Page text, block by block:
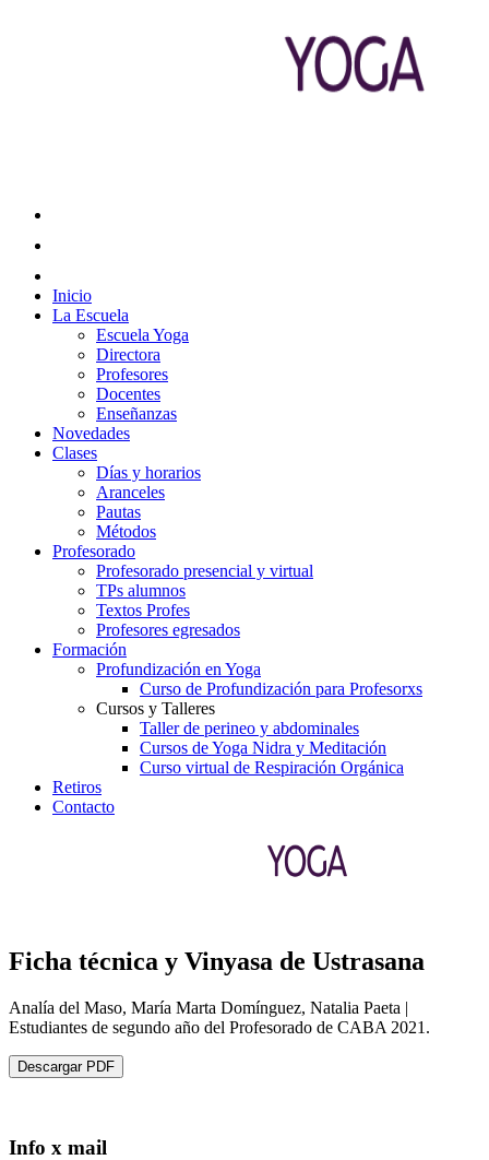
Inicio
La Escuela
Escuela Yoga
Directora
Profesores
Docentes
Enseñanzas
Novedades
Clases
Días y horarios
Aranceles
Pautas
Métodos
Profesorado
Profesorado presencial y virtual
TPs alumnos
Textos Profes
Profesores egresados
Formación
Profundización en Yoga
Curso de Profundización para Profesorxs
Cursos y Talleres
Taller de perineo y abdominales
Cursos de Yoga Nidra y Meditación
Curso virtual de Respiración Orgánica
Retiros
Contacto
Ficha técnica y Vinyasa de Ustrasana
Analía del Maso, María Marta Domínguez, Natalia Paeta |
Estudiantes de segundo año del Profesorado de CABA 2021.
Descargar PDF
Info x mail